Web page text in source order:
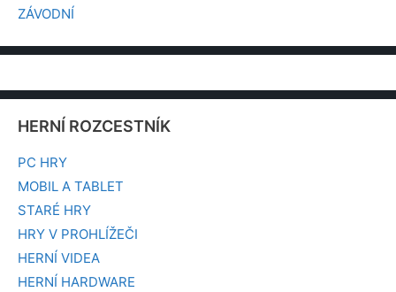
ZÁVODNÍ
HERNÍ ROZCESTNÍK
PC HRY
MOBIL A TABLET
STARÉ HRY
HRY V PROHLÍŽEČI
HERNÍ VIDEA
HERNÍ HARDWARE